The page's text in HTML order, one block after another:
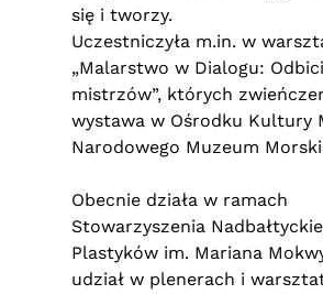
się i tworzy.
Uczestniczyła m.in. w
„Malarstwo w Dialogu:
mistrzów”, których
wystawa w Ośrodku Kultury
Narodowego Muzeum
Obecnie działa w ramach
Stowarzyszenia
Plastyków im. Mariana
udział w plenerach i